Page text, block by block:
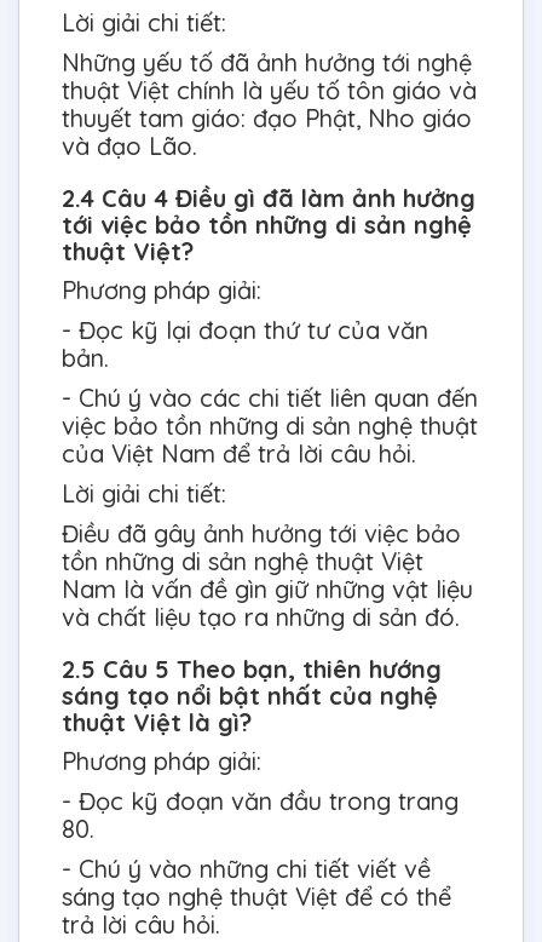
Lời giải chi tiết:
Những yếu tố đã ảnh hưởng tới nghệ
thuật Việt chính là yếu tố tôn giáo và
thuyết tam giáo: đạo Phật, Nho giáo
và đạo Lão.
2.4 Câu 4 Điều gì đã làm ảnh hưởng
tới việc bảo tồn những di sản nghệ
thuật Việt?
Phương pháp giải:
- Đọc kỹ lại đoạn thứ tư của văn
bản.
- Chú ý vào các chi tiết liên quan đến
việc bảo tồn những di sản nghệ thuật
của Việt Nam để trả lời câu hỏi.
Lời giải chi tiết:
Điều đã gây ảnh hưởng tới việc bảo
tồn những di sản nghệ thuật Việt
Nam là vấn đề gìn giữ những vật liệu
và chất liệu tạo ra những di sản đó.
2.5 Câu 5 Theo bạn, thiên hướng
sáng tạo nổi bật nhất của nghệ
thuật Việt là gì?
Phương pháp giải:
- Đọc kỹ đoạn văn đầu trong trang
80.
- Chú ý vào những chi tiết viết về
sáng tạo nghệ thuật Việt để có thể
trả lời câu hỏi.